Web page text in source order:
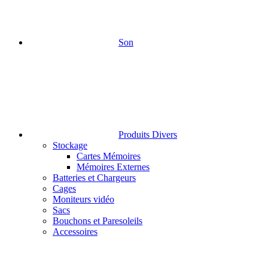
Son
Produits Divers
Stockage
Cartes Mémoires
Mémoires Externes
Batteries et Chargeurs
Cages
Moniteurs vidéo
Sacs
Bouchons et Paresoleils
Accessoires